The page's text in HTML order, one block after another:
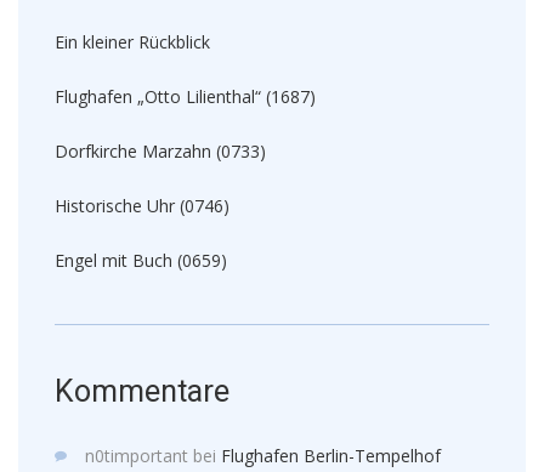
Ein kleiner Rückblick
Flughafen „Otto Lilienthal“ (1687)
Dorfkirche Marzahn (0733)
Historische Uhr (0746)
Engel mit Buch (0659)
Kommentare
n0timportant bei Flughafen Berlin-Tempelhof